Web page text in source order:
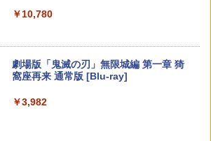
￥6,979
ファイアーエムブレム 万紫千紅 【Switc
h2】 BEE-P-AACSA
￥8,470
プレステ5スリム用 ディスク/デジタル版
【新品】PS5 Dead by Daylight スペシ
スプラトゥーン レイダース -Switch2
Beast of Reincarnation -PS5 【特典】
ラー (ロボット ホワイト)
ラー (カーボンブラック)
￥10,780
劇場版「鬼滅の刃」無限城編 第一章 猗
窩座再来 通常版 [Blu-ray]
￥3,982